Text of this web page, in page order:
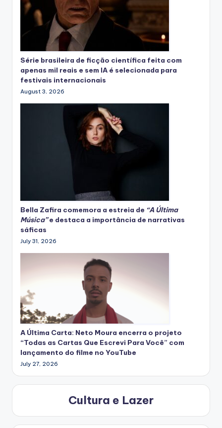
Série brasileira de ficção científica feita com
apenas mil reais e sem IA é selecionada para
festivais internacionais
August 3, 2026
Bella Zafira comemora a estreia de “A Última
Música”e destaca a importância de narrativas
sáficas
July 31, 2026
A Última Carta: Neto Moura encerra o projeto
“Todas as Cartas Que Escrevi Para Você” com
lançamento do filme no YouTube
July 27, 2026
Cultura e Lazer